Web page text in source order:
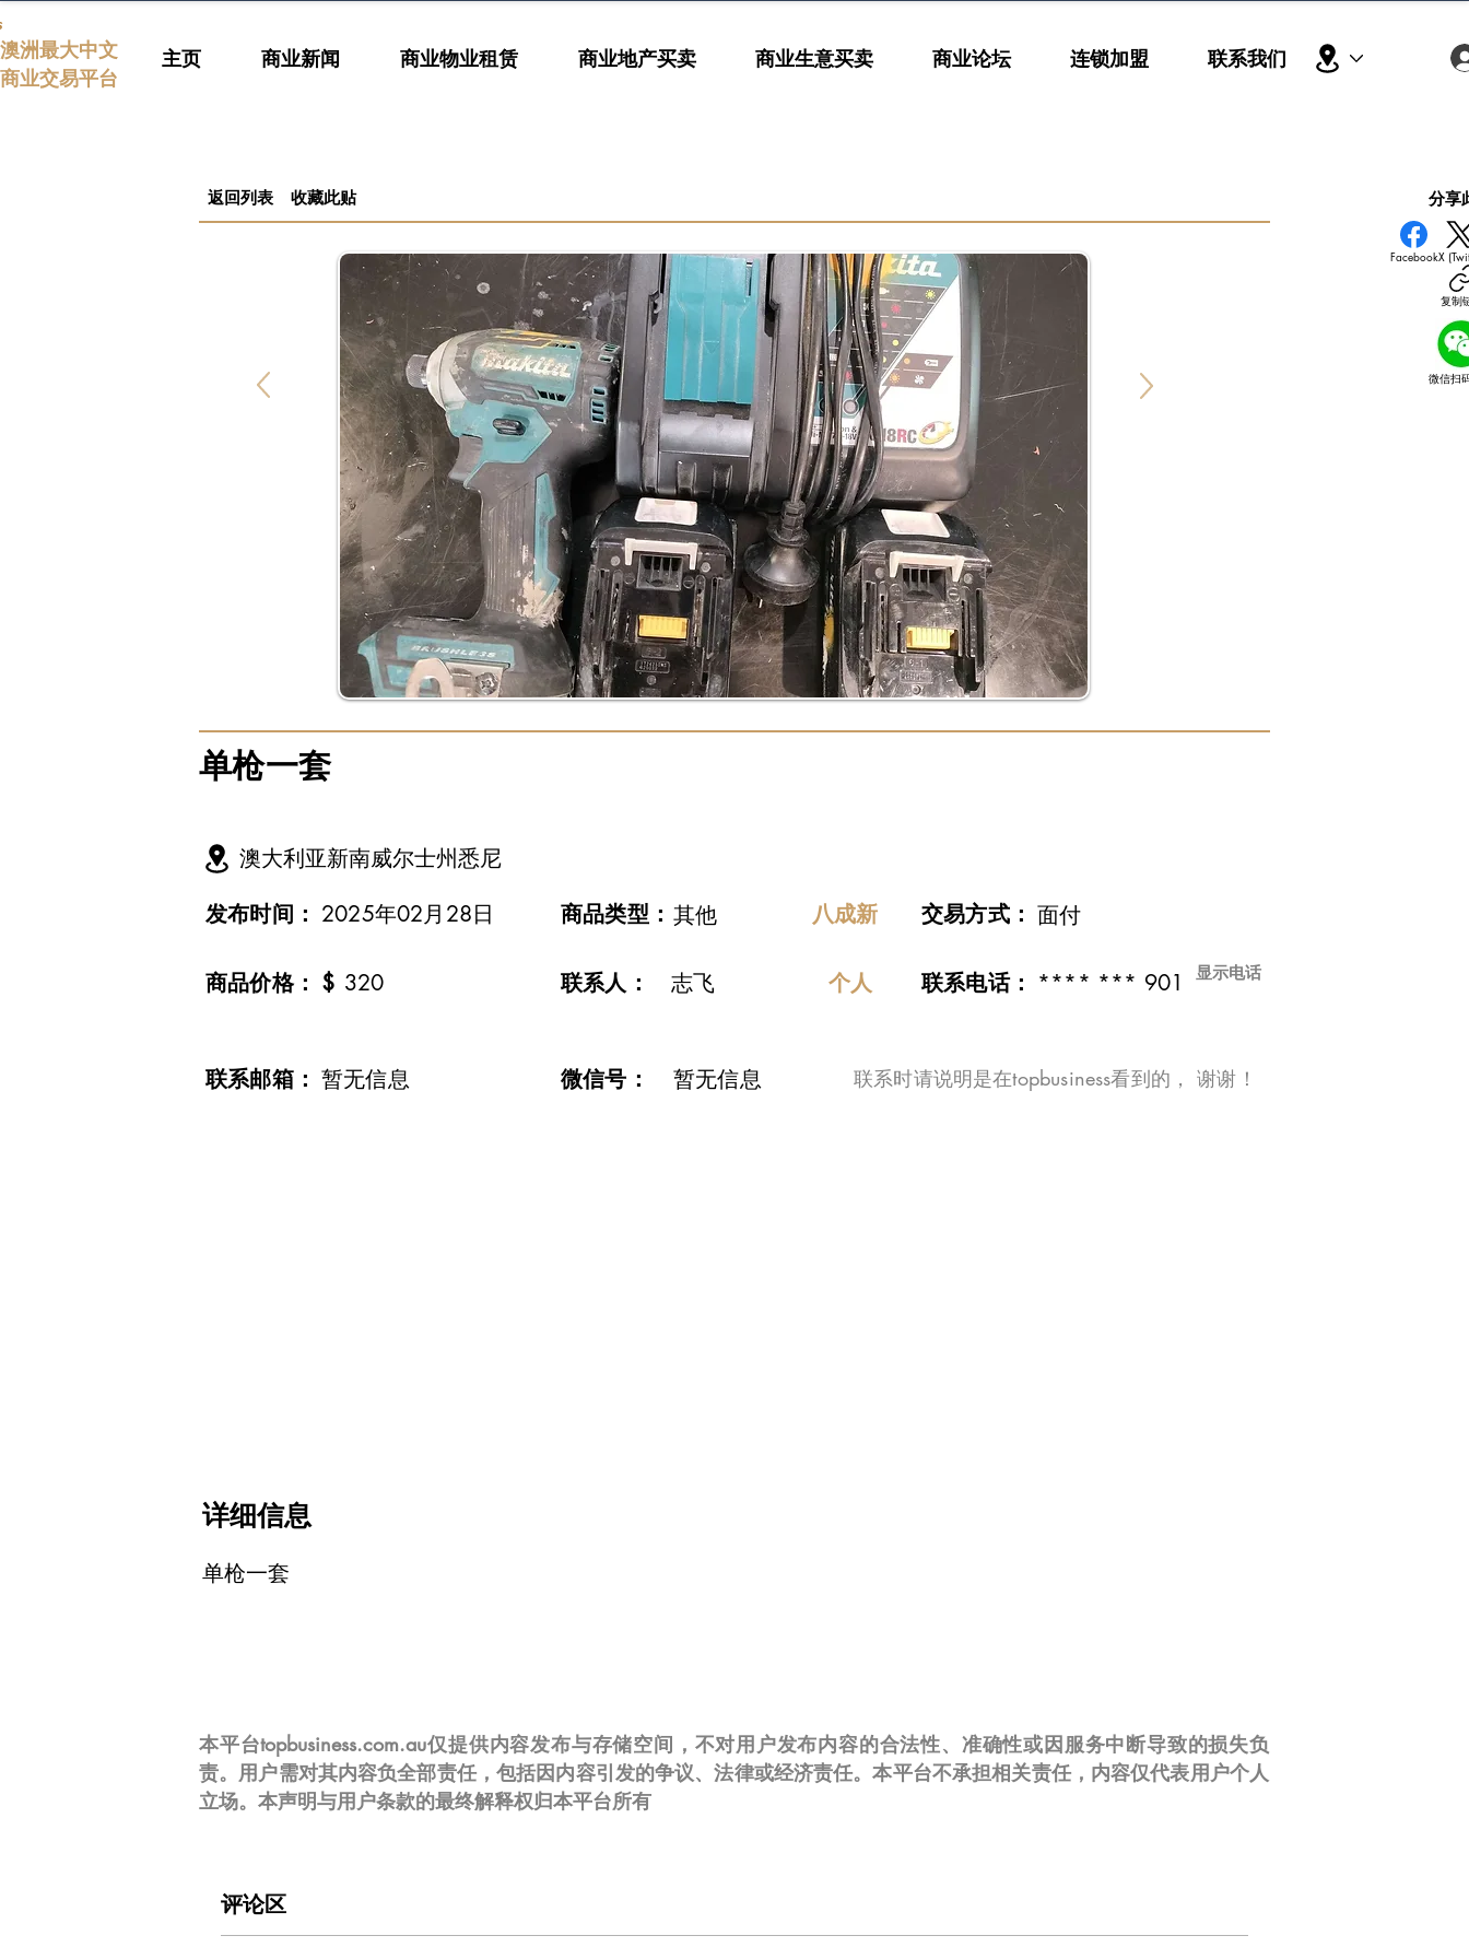
澳洲最大中文
商业交易平台
主页 商业新闻 商业物业租赁 商业地产买卖 商业生意买卖 商业论坛 连锁加盟 联系我们
返回列表 收藏此贴 分享
FacebookX
复制
微信扫
单枪一套
澳大利亚新南威尔士州悉尼
发布时间： 2025年02月28日 ​商品类型： 其他 八成新 交易方式： 面付
​商品价格： $ 320 联系人： 志飞 个人 联系电话： **** *** 901 显示电话
​联系邮箱： 暂无信息 微信号： 暂无信息 ​联系时请说明是在topbusiness看到的， 谢谢！
详细信息
单枪一套
本平台topbusiness.com.au仅提供内容发布与存储空间，不对用户发布内容的合法性、准确性或因服务中断导致的损失负
责。用户需对其内容负全部责任，包括因内容引发的争议、法律或经济责任。本平台不承担相关责任，内容仅代表用户个人
立场。本声明与用户条款的最终解释权归本平台所有
评论区